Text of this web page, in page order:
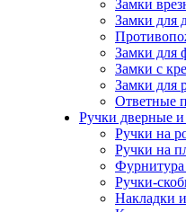
Замки
Замки для
Замки для
Замки с
Замки для
Ответные
Ручки дверные
Ручки на
Ручки на
Фурнитура
Ручки-
Накладки